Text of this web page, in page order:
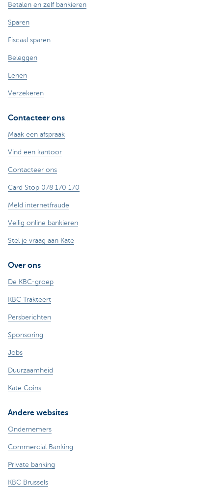
Betalen en zelf bankieren
Sparen
Fiscaal sparen
Beleggen
Lenen
Verzekeren
Contacteer ons
Maak een afspraak
Vind een kantoor
Contacteer ons
Card Stop 078 170 170
Meld internetfraude
Veilig online bankieren
Stel je vraag aan Kate
Over ons
De KBC-groep
KBC Trakteert
Persberichten
Sponsoring
Jobs
Duurzaamheid
Kate Coins
Andere websites
Ondernemers
Commercial Banking
Private banking
KBC Brussels